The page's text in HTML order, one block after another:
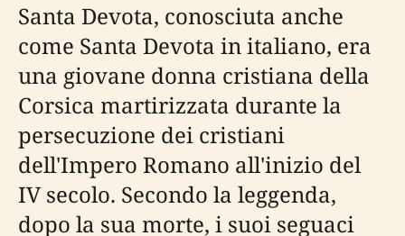
Santa Devota, conosciuta anche
come Santa Devota in italiano, era
una giovane donna cristiana della
Corsica martirizzata durante la
persecuzione dei cristiani
dell'Impero Romano all'inizio del
IV secolo. Secondo la leggenda,
dopo la sua morte, i suoi seguaci